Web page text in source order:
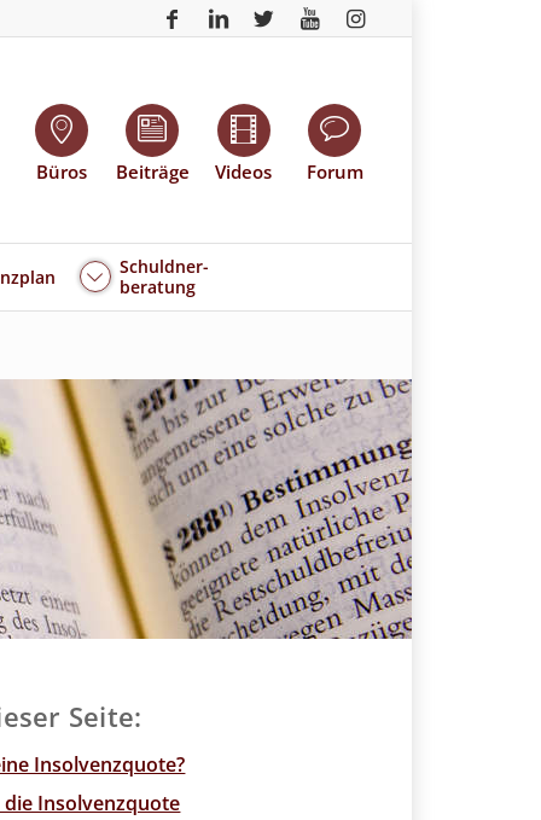
Büros Beiträge Videos Forum
Schuldner-
beratung
Seite:
Insolvenzquote?
Insolvenzquote